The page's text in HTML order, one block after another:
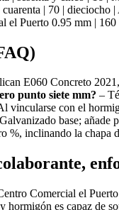
| 70 | dieciocho |
el Puerto 0.95 mm |
E060 Concreto
punto siete mm? –
vincularse con el
base; añade
%, inclinando la chapa
Comercial el
es capaz de